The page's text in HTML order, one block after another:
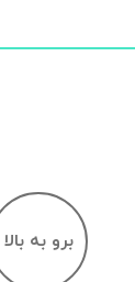
برو به بالا